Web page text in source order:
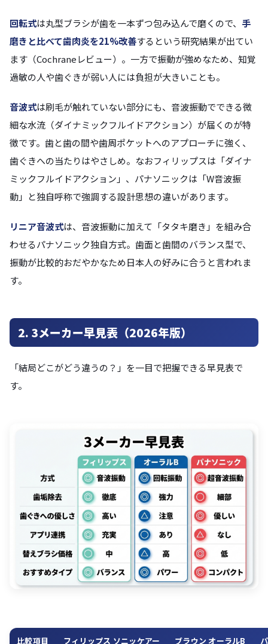
回転式は丸型ブラシが歯を一本ずつ包み込んで磨くので、 手
磨きと比べて歯肉炎を21%改善するという研究結果が出てい
ます（Cochraneレビュー）。一方で振動が強めなため、知覚
過敏の人や歯ぐきが弱い人には負担が大きいことも。
音波式は刷毛が触れていない部分にも、音波振動でできる微
細な水流（ダイナミックフルイドアクション）が届くのが特
徴です。歯と歯の間や歯周ポケットへのアプローチに強く、
歯ぐきへの当たりはやさしめ。なおフィリップスは「ダイナ
ミックフルイドアクション」、パナソニックは「W音波振
動」と独自呼称で強調する設計思想の違いがあります。
リニア音波式は、音波振動に加えて「タタキ磨き」を組み合
わせるパナソニック独自方式。歯面と歯間のバランス型で、
振動が比較的おだやかなため日本人の好みに合うと言われま
す。
2. 3メーカー早見表（2026年版）
「結局どこがどう違うの？」を一目で把握できる早見表で
す。
比較項目 フィリップス ソニッケアー ブラウン オーラルB